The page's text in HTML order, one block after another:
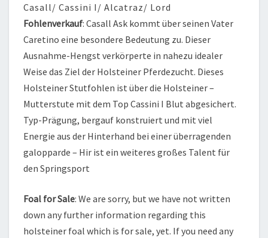
Casall/ Cassini I/ Alcatraz/ Lord
Fohlenverkauf: Casall Ask kommt über seinen Vater
Caretino eine besondere Bedeutung zu. Dieser
Ausnahme-Hengst verkörperte in nahezu idealer
Weise das Ziel der Holsteiner Pferdezucht. Dieses
Holsteiner Stutfohlen ist über die Holsteiner –
Mutterstute mit dem Top Cassini I Blut abgesichert.
Typ-Prägung, bergauf konstruiert und mit viel
Energie aus der Hinterhand bei einer überragenden
galopparde – Hir ist ein weiteres großes Talent für
den Springsport
Foal for Sale: We are sorry, but we have not written
down any further information regarding this
holsteiner foal which is for sale, yet. If you need any